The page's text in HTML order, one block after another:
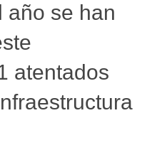
año se han
atentados